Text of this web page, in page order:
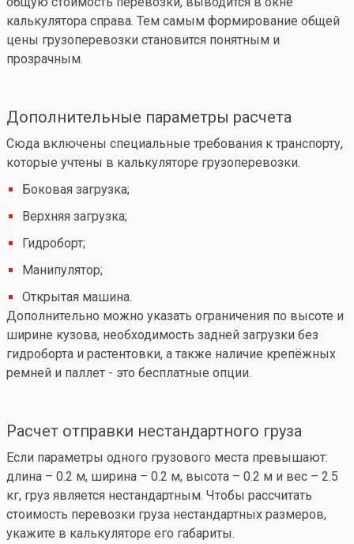
калькулятора справа. Тем самым формирование общей
цены грузоперевозки становится понятным и
прозрачным.
Дополнительные параметры расчета
Сюда включены специальные требования к транспорту,
которые учтены в калькуляторе грузоперевозки.
Боковая загрузка;
Верхняя загрузка;
Гидроборт;
Манипулятор;
Открытая машина.
Дополнительно можно указать ограничения по высоте и
ширине кузова, необходимость задней загрузки без
гидроборта и растентовки, а также наличие крепёжных
ремней и паллет - это бесплатные опции.
Расчет отправки нестандартного груза
Если параметры одного грузового места превышают:
длина – 0.2 м, ширина – 0.2 м, высота – 0.2 м и вес – 2.5
кг, груз является нестандартным. Чтобы рассчитать
стоимость перевозки груза нестандартных размеров,
укажите в калькуляторе его габариты.